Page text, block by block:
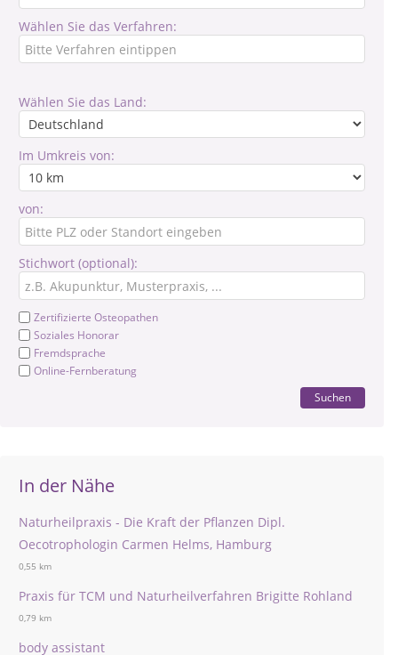
Wählen Sie das Verfahren:
Wählen Sie das Land:
Im Umkreis von:
von:
Stichwort (optional):
Zertifizierte Osteopathen
Soziales Honorar
Fremdsprache
Online-Fernberatung
Suchen
In der Nähe
Naturheilpraxis - Die Kraft der Pflanzen Dipl.
Oecotrophologin Carmen Helms, Hamburg
0,55 km
Praxis für TCM und Naturheilverfahren Brigitte Rohland
0,79 km
body assistant